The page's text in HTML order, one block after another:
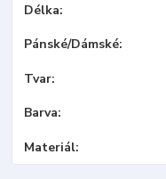
Délka
Pánské/Dámské
Tvar
Barva
Materiál